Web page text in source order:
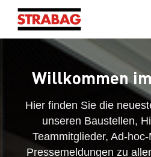
Willkommen
Hier finden Sie die
unseren Baustellen,
Teammitglieder, Ad-
Pressemeldungen zu